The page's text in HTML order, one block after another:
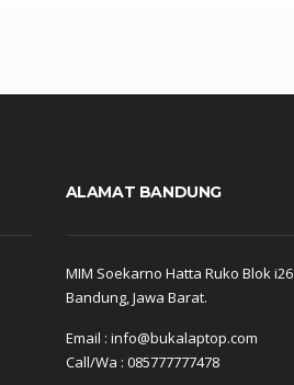
ALAMAT BANDUNG
MIM Soekarno Hatta Ruko Blok i26
Bandung, Jawa Barat.
Email : info@bukalaptop.com
Call/Wa : 085777777478